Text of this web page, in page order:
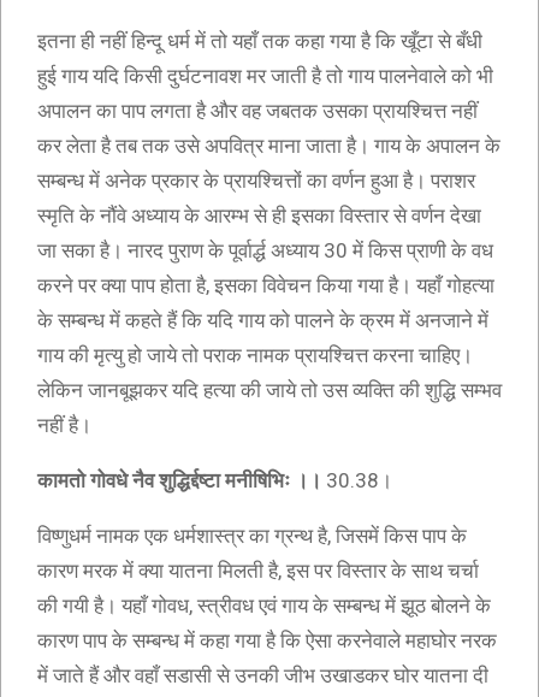
इतना ही नहीं हिन्दू धर्म में तो यहाँ तक कहा गया है कि खूँटा से बँधी
हुई गाय यदि किसी दुर्घटनावश मर जाती है तो गाय पालनेवाले को भी
अपालन का पाप लगता है और वह जबतक उसका प्रायश्चित्त नहीं
कर लेता है तब तक उसे अपवित्र माना जाता है। गाय के अपालन के
सम्बन्ध में अनेक प्रकार के प्रायश्चित्तों का वर्णन हुआ है। पराशर
स्मृति के नौंवे अध्याय के आरम्भ से ही इसका विस्तार से वर्णन देखा
जा सका है। नारद पुराण के पूर्वार्द्ध अध्याय 30 में किस प्राणी के वध
करने पर क्या पाप होता है, इसका विवेचन किया गया है। यहाँ गोहत्या
के सम्बन्ध में कहते हैं कि यदि गाय को पालने के क्रम में अनजाने में
गाय की मृत्यु हो जाये तो पराक नामक प्रायश्चित्त करना चाहिए।
लेकिन जानबूझकर यदि हत्या की जाये तो उस व्यक्ति की शुद्धि सम्भव
नहीं है।
कामतो गोवधे नैव शुद्धिर्द्दष्टा मनीषिभिः ।। 30.38।
विष्णुधर्म नामक एक धर्मशास्त्र का ग्रन्थ है, जिसमें किस पाप के
कारण मरक में क्या यातना मिलती है, इस पर विस्तार के साथ चर्चा
की गयी है। यहाँ गोवध, स्त्रीवध एवं गाय के सम्बन्ध में झूठ बोलने के
कारण पाप के सम्बन्ध में कहा गया है कि ऐसा करनेवाले महाघोर नरक
में जाते हैं और वहाँ सडासी से उनकी जीभ उखाडकर घोर यातना दी